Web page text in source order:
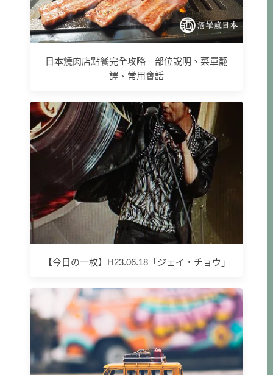
日本燒肉店點餐完全攻略－部位說明、菜單翻
譯、常用會話
【今日の一枚】H23.06.18「ジェイ・チョウ」